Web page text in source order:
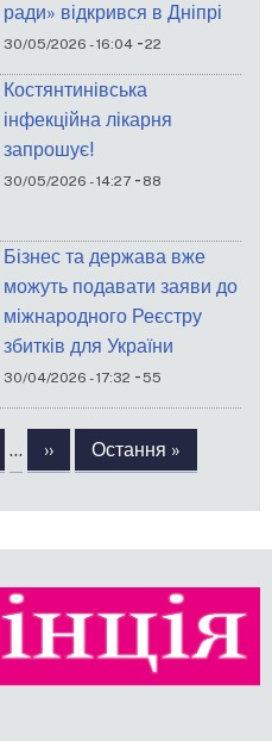
ради» відкрився в Дніпрі
30/05/2026 - 16:04 -22
Костянтинівська
інфекційна лікарня
запрошує!
30/05/2026 - 14:27 - 88
Бізнес та держава вже
можуть подавати заяви до
міжнародного Реєстру
збитків для України
30/04/2026 - 17:32 -55
…
Наступна
сторінка
››
Остання
сторінка
Остання »